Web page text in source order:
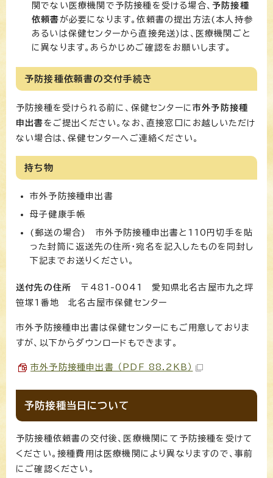
関でない医療機関で予防接種を受ける場合、 予防接種
依頼書 が必要になります。依頼書の提出方法(本人持参
あるいは保健センターから直接発送)は、医療機関ごと
に異なります。あらかじめご確認をお願いします。
予防接種依頼書の交付手続き
予防接種を受けられる前に、保健センターに 市外予防接種
申出書 をご提出ください。なお、直接窓口にお越しいただけ
ない場合は、保健センターへご連絡ください。
持ち物
市外予防接種申出書
母子健康手帳
(郵送の場合) 市外予防接種申出書と110円切手を貼
った封筒に返送先の住所・宛名を記入したものを同封し
下記までお送りください。
送付先の住所 〒481-0041 愛知県北名古屋市九之坪
笹塚1番地 北名古屋市保健センター
市外予防接種申出書は保健センターにもご用意しておりま
すが、以下からダウンロードもできます。
市外予防接種申出書 （PDF 88.2KB）
予防接種当日について
予防接種依頼書の交付後、医療機関にて予防接種を受けて
ください。接種費用は医療機関により異なりますので、事前
にご確認ください。